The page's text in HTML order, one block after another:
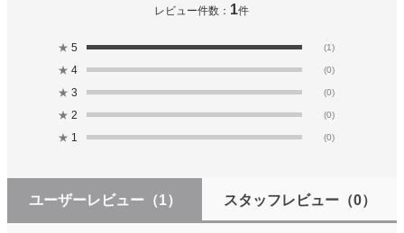
レビュー件数： 1件
★ 5 (1)
★ 4 (0)
★ 3 (0)
★ 2 (0)
★ 1 (0)
ユーザーレビュー （1） スタッフレビュー（0）